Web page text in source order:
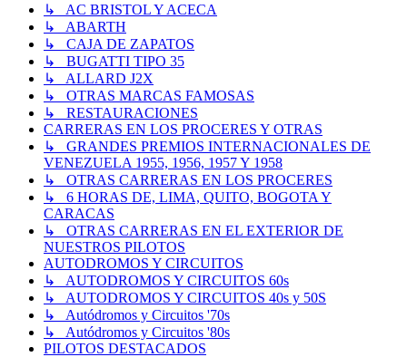
↳ AC BRISTOL Y ACECA
↳ ABARTH
↳ CAJA DE ZAPATOS
↳ BUGATTI TIPO 35
↳ ALLARD J2X
↳ OTRAS MARCAS FAMOSAS
↳ RESTAURACIONES
CARRERAS EN LOS PROCERES Y OTRAS
↳ GRANDES PREMIOS INTERNACIONALES DE
VENEZUELA 1955, 1956, 1957 Y 1958
↳ OTRAS CARRERAS EN LOS PROCERES
↳ 6 HORAS DE, LIMA, QUITO, BOGOTA Y
CARACAS
↳ OTRAS CARRERAS EN EL EXTERIOR DE
NUESTROS PILOTOS
AUTODROMOS Y CIRCUITOS
↳ AUTODROMOS Y CIRCUITOS 60s
↳ AUTODROMOS Y CIRCUITOS 40s y 50S
↳ Autódromos y Circuitos '70s
↳ Autódromos y Circuitos '80s
PILOTOS DESTACADOS